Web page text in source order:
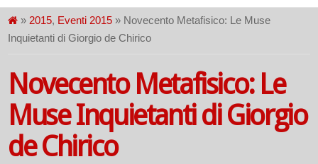
» 2015, Eventi 2015 » Novecento Metafisico: Le Muse
Inquietanti di Giorgio de Chirico
Novecento Metafisico: Le
Muse Inquietanti di Giorgio
de Chirico